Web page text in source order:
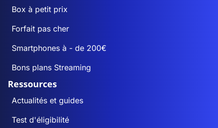
Box à petit prix
Forfait pas cher
Smartphones à - de 200€
Bons plans Streaming
Ressources
Actualités et guides
Test d'éligibilité